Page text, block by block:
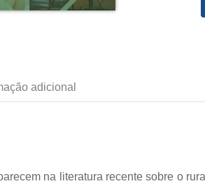
adicional
na literatura recente sobre o